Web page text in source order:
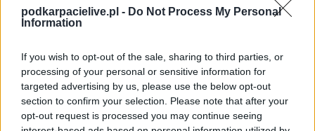
podkarpacielive.pl - Do Not Process My Personal
Information
If you wish to opt-out of the sale, sharing to third parties, or
processing of your personal or sensitive information for
targeted advertising by us, please use the below opt-out
section to confirm your selection. Please note that after your
opt-out request is processed you may continue seeing
Jarosław > Klasa A Przeworsk).
Na stroniePodkarpacieLive.pl
spotkania . To kompletne źródło danych dla kibiców i pasjonatów
lokalnej piłki nożnej. Jeżeli aktualnie nie widzisz tutaj danych z pewnością
pracujemy nad tym żeby je uzupełnić.
Wynik meczu Alabaster Łopuszka Wielka vs MKS Kańczuga
Po zakończeniu spotkania automatycznie publikujemyoficjalny wynik